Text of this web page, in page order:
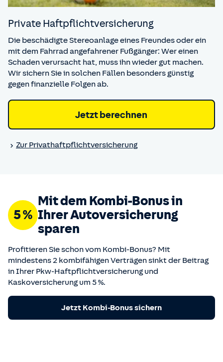
Private Haft­pflicht­versicherung
Die beschädigte Stereoanlage eines Freundes oder ein
mit dem Fahrrad angefahrener Fußgänger: Wer einen
Schaden verursacht hat, muss ihn wieder gut machen.
Wir sichern Sie in solchen Fällen besonders günstig
gegen finanzielle Folgen ab.
Jetzt berechnen
Zur Privat­haftpflicht­versicherung
5 %
Mit dem Kombi-Bonus in
Ihrer Auto­versicherung
sparen
Profitieren Sie schon vom Kombi-Bonus? Mit
mindestens 2 kombifähigen Verträgen sinkt der Beitrag
in Ihrer Pkw-Haftpflichtversicherung und
Kaskoversicherung um 5 %.
Jetzt Kombi-Bonus sichern